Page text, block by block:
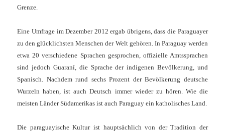
Grenze.
Eine Umfrage im Dezember 2012 ergab übrigens, dass die Paraguayer
zu den glücklichsten Menschen der Welt gehören. In Paraguay werden
etwa 20 verschiedene Sprachen gesprochen, offizielle Amtssprachen
sind jedoch Guaraní, die Sprache der indigenen Bevölkerung, und
Spanisch. Nachdem rund sechs Prozent der Bevölkerung deutsche
Wurzeln haben, ist auch Deutsch immer wieder zu hören. Wie die
meisten Länder Südamerikas ist auch Paraguay ein katholisches Land.
Die paraguayische Kultur ist hauptsächlich von der Tradition der